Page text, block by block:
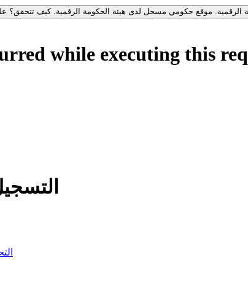
موقع حكومي مسجل لدى هيئة الحكومة الرقمية.كيف تتحقق؟
while executing this